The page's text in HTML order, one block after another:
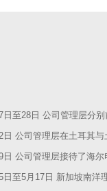
至28日 公司管理层分别
公司管理层在土耳其与土耳其教
日 公司管理层接待了海尔
日至5月17日 新加坡南洋